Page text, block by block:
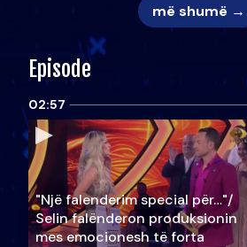
më shumë →
Episode
02:57
"Një falenderim special për…"/
Selin falënderon produksionin
mes emocionesh të forta